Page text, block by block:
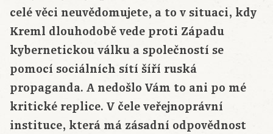
celé věci neuvědomujete, a to v situaci, kdy
Kreml dlouhodobě vede proti Západu
kybernetickou válku a společností se
pomocí sociálních sítí šíří ruská
propaganda. A nedošlo Vám to ani po mé
kritické replice. V čele veřejnoprávní
instituce, která má zásadní odpovědnost